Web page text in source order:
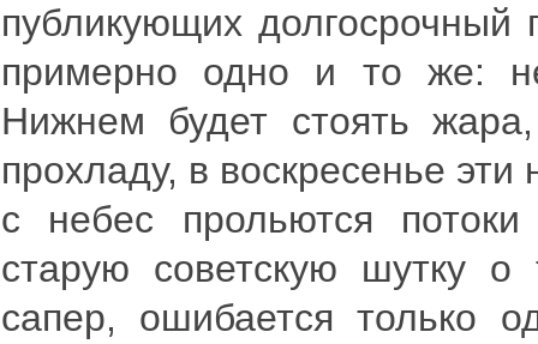
публикующих
примерно одно и то же:
Нижнем будет стоять
прохладу, в воскресенье
с небес прольются
старую советскую шутку
сапер, ошибается только